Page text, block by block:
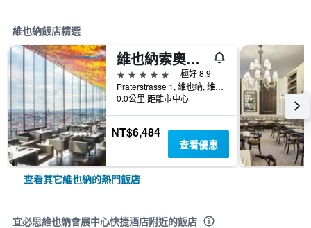
維也納飯店精選
維也納索奧酒店
5星級
極好 8.9
Praterstrasse 1, 維也納, 維也納, 奧地利
0.0公里 距離市中心
NT$6,484
查看優惠
查看其它維也納的熱門飯店
宜必思維也納會展中心快捷酒店附近的飯店